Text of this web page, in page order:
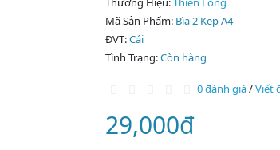
Mã Sản Phẩm: Bìa 2 Kẹp A4
ĐVT:Cái
Tình Trạng:Còn hàng
0 đánh giá/Viết
29,000đ